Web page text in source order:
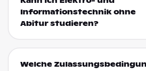
Informationstechnik ohne
Abitur studieren?
Welche